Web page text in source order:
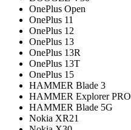
OnePlus Open
OnePlus 11
OnePlus 12
OnePlus 13
OnePlus 13R
OnePlus 13T
OnePlus 15
HAMMER Blade 3
HAMMER Explorer PRO
HAMMER Blade 5G
Nokia XR21